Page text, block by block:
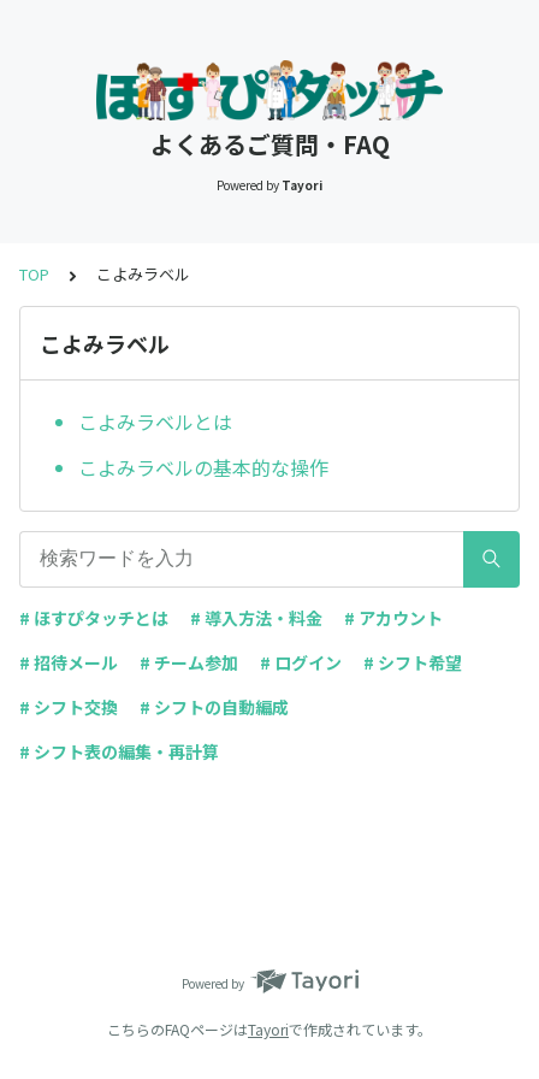
よくあるご質問・FAQ
Powered by Tayori
TOP こよみラベル
こよみラベル
こよみラベルとは
こよみラベルの基本的な操作
# ほすぴタッチとは # 導入方法・料金
# アカウント
# 招待メール
# チーム参加 # ログイン
# シフト希望
# シフト交換
# シフトの自動編成
# シフト表の編集・再計算
Powered by
こちらのFAQページはTayoriで作成されています。